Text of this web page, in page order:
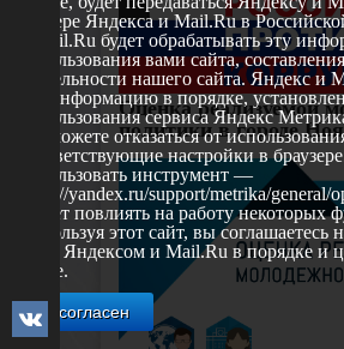
Оценка реализуемой
политики в городе
сервере Яндекса и Mail.Ru в
и Mail.Ru будет обрабатывать эту
использования вами сайта,
деятельности нашего сайта. Яндекс и
эту информацию в порядке,
использования сервиса Яндекс
Вы можете отказаться от
соответствующие настройки в
использовать инструмент —
https://yandex.ru/support/metrika/general/
может повлиять на работу некоторых
Используя этот сайт, вы
о вас Яндексом и Mail.Ru в порядке и
выше.
Я согласен